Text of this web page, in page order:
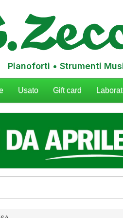
Pianoforti • Strumenti
Usato Gift card